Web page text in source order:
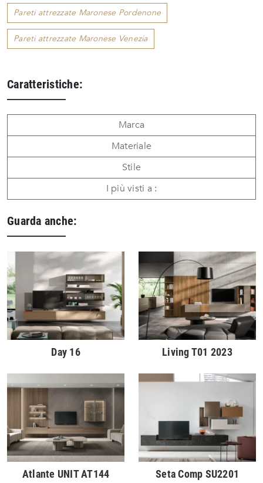
Pareti attrezzate Maronese Pordenone
Pareti attrezzate Maronese Venezia
Caratteristiche:
Marca
Materiale
Stile
I più visti a :
Guarda anche:
Day 16 Living T01 2023
Atlante UNIT AT144 Seta Comp SU2201